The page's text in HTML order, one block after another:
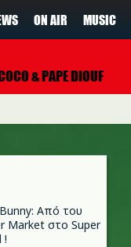
ON AIR MUSIC
& PAPE DIOUF
Από του
Market στο Super
!